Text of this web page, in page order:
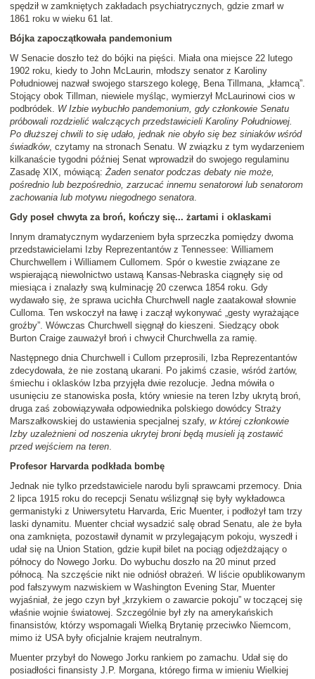
spędził w zamkniętych zakładach psychiatrycznych, gdzie zmarł w
1861 roku w wieku 61 lat.
Bójka zapoczątkowała pandemonium
W Senacie doszło też do bójki na pięści. Miała ona miejsce 22 lutego
1902 roku, kiedy to John McLaurin, młodszy senator z Karoliny
Południowej nazwał swojego starszego kolegę, Bena Tillmana, „kłamcą”.
Stojący obok Tillman, niewiele myśląc, wymierzył McLaurinowi cios w
podbródek. W Izbie wybuchło pandemonium, gdy członkowie Senatu
próbowali rozdzielić walczących przedstawicieli Karoliny Południowej.
Po dłuższej chwili to się udało, jednak nie obyło się bez siniaków wśród
świadków, czytamy na stronach Senatu. W związku z tym wydarzeniem
kilkanaście tygodni później Senat wprowadził do swojego regulaminu
Zasadę XIX, mówiącą:Żaden senator podczas debaty nie może,
pośrednio lub bezpośrednio, zarzucać innemu senatorowi lub senatorom
zachowania lub motywu niegodnego senatora.
Gdy poseł chwyta za broń, kończy się... żartami i oklaskami
Innym dramatycznym wydarzeniem była sprzeczka pomiędzy dwoma
przedstawicielami Izby Reprezentantów z Tennessee: Williamem
Churchwellem i Williamem Cullomem. Spór o kwestie związane ze
wspierającą niewolnictwo ustawą Kansas-Nebraska ciągnęły się od
miesiąca i znalazły swą kulminację 20 czerwca 1854 roku. Gdy
wydawało się, że sprawa ucichła Churchwell nagle zaatakował słownie
Culloma. Ten wskoczył na ławę i zaczął wykonywać „gesty wyrażające
groźby”. Wówczas Churchwell sięgnął do kieszeni. Siedzący obok
Burton Craige zauważył broń i chwycił Churchwella za ramię.
Następnego dnia Churchwell i Cullom przeprosili, Izba Reprezentantów
zdecydowała, że nie zostaną ukarani. Po jakimś czasie, wśród żartów,
śmiechu i oklasków Izba przyjęła dwie rezolucje. Jedna mówiła o
usunięciu ze stanowiska posła, który wniesie na teren Izby ukrytą broń,
druga zaś zobowiązywała odpowiednika polskiego dowódcy Straży
Marszałkowskiej do ustawienia specjalnej szafy, w której członkowie
Izby uzależnieni od noszenia ukrytej broni będą musieli ją zostawić
przed wejściem na teren.
Profesor Harvarda podkłada bombę
Jednak nie tylko przedstawiciele narodu byli sprawcami przemocy. Dnia
2 lipca 1915 roku do recepcji Senatu wślizgnął się były wykładowca
germanistyki z Uniwersytetu Harvarda, Eric Muenter, i podłożył tam trzy
laski dynamitu. Muenter chciał wysadzić salę obrad Senatu, ale że była
ona zamknięta, pozostawił dynamit w przylegającym pokoju, wyszedł i
udał się na Union Station, gdzie kupił bilet na pociąg odjeżdżający o
północy do Nowego Jorku. Do wybuchu doszło na 20 minut przed
północą. Na szczęście nikt nie odniósł obrażeń. W liście opublikowanym
pod fałszywym nazwiskiem w Washington Evening Star, Muenter
wyjaśniał, że jego czyn był „krzykiem o zawarcie pokoju” w toczącej się
właśnie wojnie światowej. Szczególnie był zły na amerykańskich
finansistów, którzy wspomagali Wielką Brytanię przeciwko Niemcom,
mimo iż USA były oficjalnie krajem neutralnym.
Muenter przybył do Nowego Jorku rankiem po zamachu. Udał się do
posiadłości finansisty J.P. Morgana, którego firma w imieniu Wielkiej